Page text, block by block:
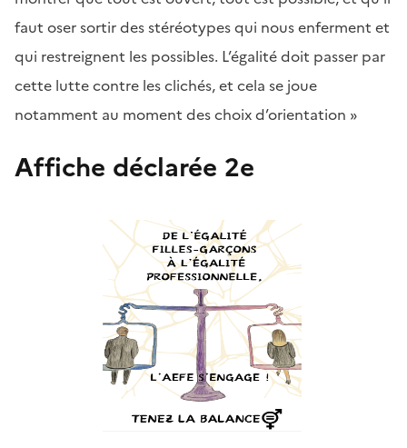
faut oser sortir des stéréotypes qui nous enferment et
qui restreignent les possibles. L’égalité doit passer par
cette lutte contre les clichés, et cela se joue
notamment au moment des choix d’orientation »
Affiche déclarée 2e